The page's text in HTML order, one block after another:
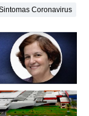
Coronavirus